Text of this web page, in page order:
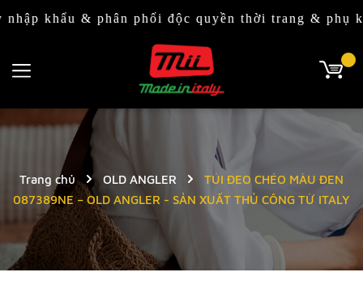
& phân phối độc quyền thời trang & phụ kiện
Trang chủ OLD ANGLER
TÚI ĐEO CHÉO MÀU ĐEN
087389NE – OLD ANGLER - SẢN XUẤT THỦ CÔNG TỪ ITALY